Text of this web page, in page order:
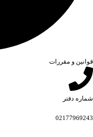
قوانین و مقررات
شماره دفتر
02177969243